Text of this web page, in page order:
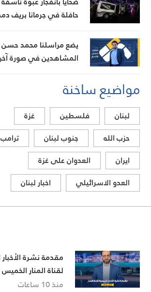
حافلة في جرمانا بريف
يضع مراسلنا محمد
المشاهدين في صورة
المستجدات على الساحتين
السياسية والميدانية، إلى
المواقف الرسمية وأبرز
ذات الصلة بالشأنين
والإقليمي
مواضيع ساخنة
لبنان فلسطين
غزة
حزب الله
جنوب لبنان
ترامب
ايران
العدوان على غزة
العدو الاسرائيلي
اخبار لبنان
مقدمة نشرة الأخبار
لقناة المنار الخميس 6-8-2026
منذ 10 ساعات